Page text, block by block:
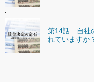
第14話 自社
れていますか